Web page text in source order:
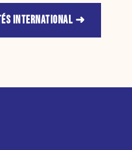
INTERNATIONAL